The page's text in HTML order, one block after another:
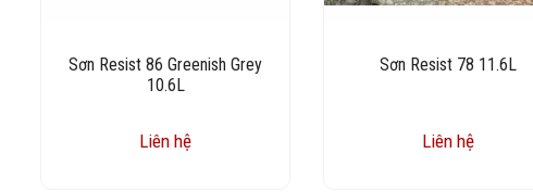
Sơn Resist 86 Greenish Grey
10.6L
Liên hệ
Sơn Resist 78 11.6L
Liên hệ